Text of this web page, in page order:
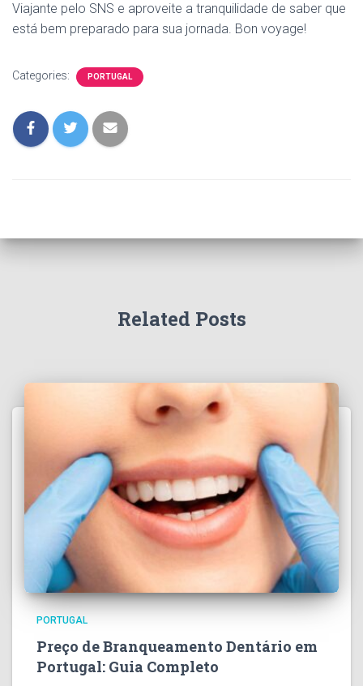
Viajante pelo SNS e aproveite a tranquilidade de saber que
está bem preparado para sua jornada. Bon voyage!
Categories: PORTUGAL
Related Posts
PORTUGAL
Preço de Branqueamento Dentário em
Portugal: Guia Completo